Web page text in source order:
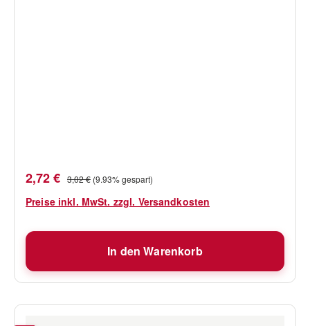
Verkaufspreis:
2,72 € Regulärer Preis:
3,02 € (9.93% gespart)
Preise inkl. MwSt. zzgl. Versandkosten
In den Warenkorb